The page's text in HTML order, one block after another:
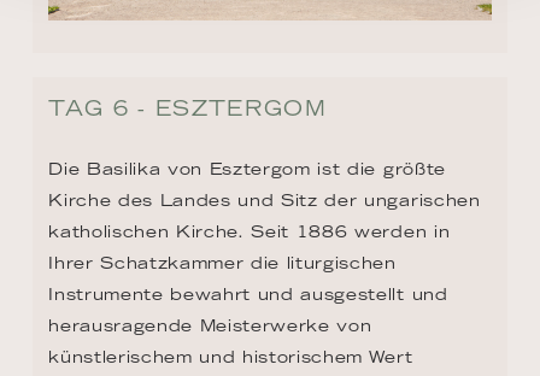
TAG 6 - ESZTERGOM
Die Basilika von Esztergom ist die größte
Kirche des Landes und Sitz der ungarischen
katholischen Kirche. Seit 1886 werden in
Ihrer Schatzkammer die liturgischen
Instrumente bewahrt und ausgestellt und
herausragende Meisterwerke von
künstlerischem und historischem Wert